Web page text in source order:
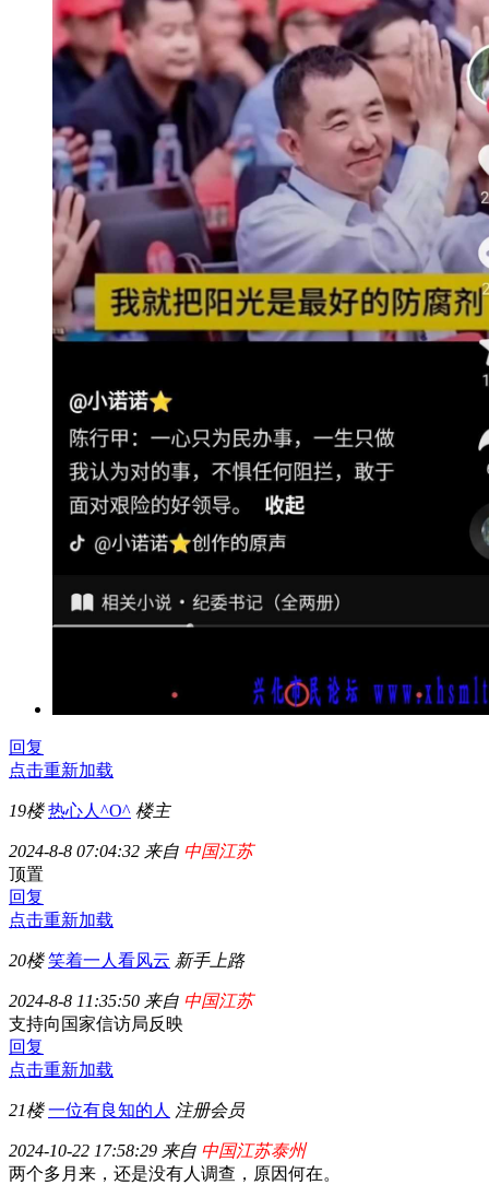
回复
点击重新加载
19楼 热心人^O^ 楼主
2024-8-8 07:04:32 来自 中国江苏
顶置
回复
点击重新加载
20楼 笑着一人看风云 新手上路
2024-8-8 11:35:50 来自 中国江苏
支持向国家信访局反映
回复
点击重新加载
21楼 一位有良知的人 注册会员
2024-10-22 17:58:29 来自 中国江苏泰州
两个多月来，还是没有人调查，原因何在。